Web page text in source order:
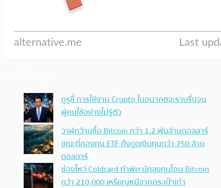
กูรูชี้ การใช้งาน Crypto ในอนาคตจะราบรื่นจน
ผู้คนใช้อย่างไม่รู้ตัว
วาฬกว้านซื้อ Bitcoin กว่า 1.2 พันล้านดอลลาร์
ขณะที่กองทุน ETF ดึงดูดเงินทุนกว่า 750 ล้าน
ดอลลาร์
ช่องโหว่ Coldcard ทำพิษ นักลงทุนโอน Bitcoin
กว่า 210,000 เหรียญหนีจากกระเป๋าเก่า